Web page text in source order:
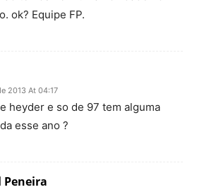
ok? Equipe FP.
2013 At 04:17
heyder e so de 97 tem alguma
esse ano ?
Peneira